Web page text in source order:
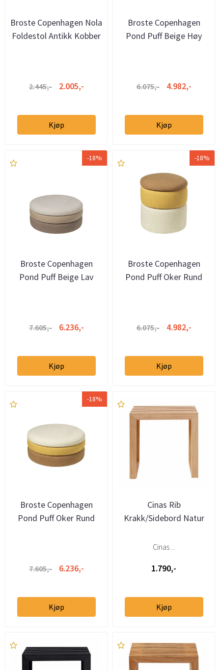
Broste Copenhagen Nola
Foldestol Antikk Kobber
2.445,- 2.005,-
Kjøp
Broste Copenhagen
Pond Puff Beige Høy
6.075,- 4.982,-
Kjøp
-18%
Broste Copenhagen
Pond Puff Beige Lav
7.605,- 6.236,-
Kjøp
-18%
Broste Copenhagen
Pond Puff Oker Rund
6.075,- 4.982,-
Kjøp
-18%
Broste Copenhagen
Pond Puff Oker Rund
7.605,- 6.236,-
Kjøp
Cinas Rib
Krakk/Sidebord Natur
Cinas ...
1.790,-
Kjøp